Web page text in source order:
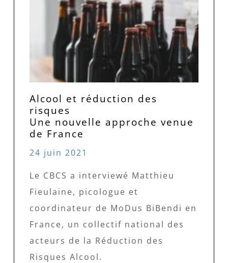
Alcool et réduction des
risques
Une nouvelle approche venue
de France
24 juin 2021
Le CBCS a interviewé Matthieu
Fieulaine, picologue et
coordinateur de MoDus BiBendi en
France, un collectif national des
acteurs de la Réduction des
Risques Alcool.